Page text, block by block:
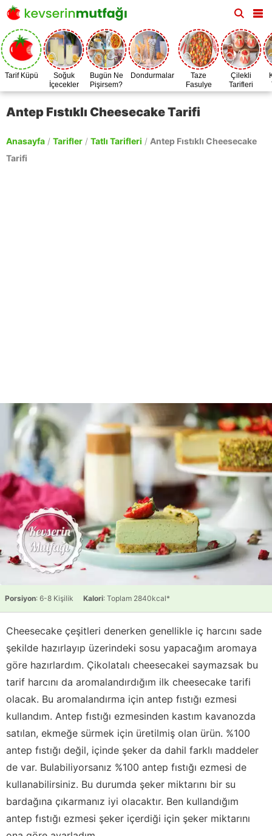
Tarif Küpü
Soğuk
İçecekler
Bugün Ne
Pişirsem?
Dondurmalar
Taze
Fasulye
Zamanı
Çilekli
Tarifleri
Antep Fıstıklı Cheesecake Tarifi
Anasayfa / Tarifler / Tatlı Tarifleri / Antep Fıstıklı Cheesecake
Tarifi
Porsiyon: 6-8 Kişilik Kalori: Toplam 2840kcal*
Cheesecake çeşitleri denerken genellikle iç harcını sade
şekilde hazırlayıp üzerindeki sosu yapacağım aromaya
göre hazırlardım. Çikolatalı cheesecakei saymazsak bu
tarif harcını da aromalandırdığım ilk cheesecake tarifi
olacak. Bu aromalandırma için antep fıstığı ezmesi
kullandım. Antep fıstığı ezmesinden kastım kavanozda
satılan, ekmeğe sürmek için üretilmiş olan ürün. %100
antep fıstığı değil, içinde şeker da dahil farklı maddeler
de var. Bulabiliyorsanız %100 antep fıstığı ezmesi de
kullanabilirsiniz. Bu durumda şeker miktarını bir su
bardağına çıkarmanız iyi olacaktır. Ben kullandığım
antep fıstığı ezmesi şeker içerdiği için şeker miktarını